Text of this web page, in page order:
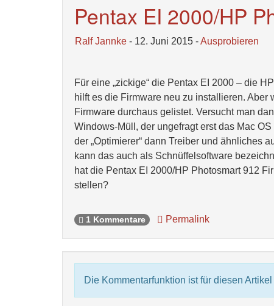
Pentax EI 2000/HP
Ralf Jannke - 12. Juni 2015 -Ausprobieren
Für eine „zickige“ die Pentax EI 2000 – die
hilft es die Firmware neu zu installieren.
Firmware durchaus gelistet. Versucht man
Windows-Müll, der ungefragt erst das Mac
der „Optimierer“ dann Treiber und ähnliches
kann das auch als Schnüffelsoftware
hat die Pentax EI 2000/HP Photosmart 912
stellen?
1 Kommentare Permalink
Die Kommentarfunktion ist für diesen